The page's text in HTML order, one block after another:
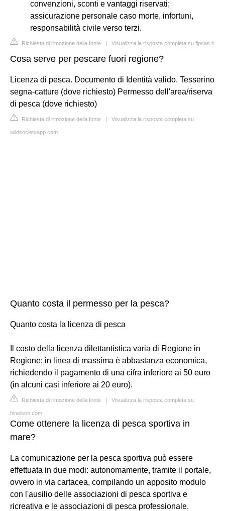
convenzioni, sconti e vantaggi riservati;
assicurazione personale caso morte, infortuni,
responsabilità civile verso terzi.
Richiesta di rimozione della fonte | Visualizza la risposta completa su fipsas.it
Cosa serve per pescare fuori regione?
Licenza di pesca. Documento di Identità valido. Tesserino
segna-catture (dove richiesto) Permesso dell'area/riserva
di pesca (dove richiesto)
Richiesta di rimozione della fonte | Visualizza la risposta completa su
wildsocietyapp.com
Quanto costa il permesso per la pesca?
Quanto costa la licenza di pesca
Il costo della licenza dilettantistica varia di Regione in
Regione; in linea di massima è abbastanza economica,
richiedendo il pagamento di una cifra inferiore ai 50 euro
(in alcuni casi inferiore ai 20 euro).
Richiesta di rimozione della fonte | Visualizza la risposta completa su
hinelson.com
Come ottenere la licenza di pesca sportiva in
mare?
La comunicazione per la pesca sportiva può essere
effettuata in due modi: autonomamente, tramite il portale,
ovvero in via cartacea, compilando un apposito modulo
con l'ausilio delle associazioni di pesca sportiva e
ricreativa e le associazioni di pesca professionale.